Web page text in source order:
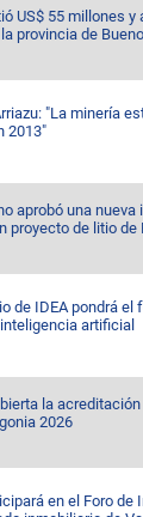
US$ 55 millones
provincia de
"La minería
2013"
aprobó una
proyecto de litio de
de IDEA pondrá el
artificial
la
2026
en el Foro